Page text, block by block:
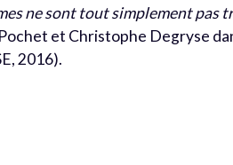
ne sont tout simplement pas
et Christophe Degryse
2016).